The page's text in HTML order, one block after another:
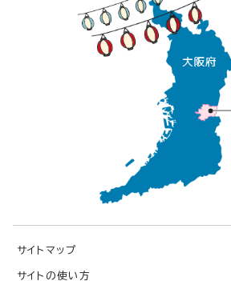
サイトマップ
サイトの使い方